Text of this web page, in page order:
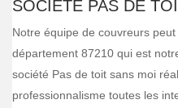
SOCIÉTÉ PAS DE
Notre équipe de couvreurs
département 87210 qui est
société Pas de toit sans moi
professionnalisme toutes les